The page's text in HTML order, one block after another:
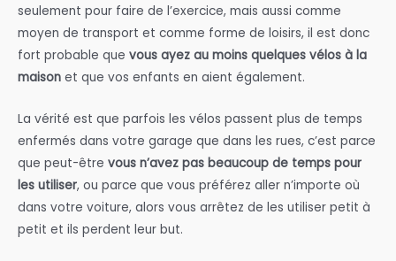
seulement pour faire de l’exercice, mais aussi comme
moyen de transport et comme forme de loisirs, il est donc
fort probable que vous ayez au moins quelques vélos à la
maison et que vos enfants en aient également.
La vérité est que parfois les vélos passent plus de temps
enfermés dans votre garage que dans les rues, c’est parce
que peut-être vous n’avez pas beaucoup de temps pour
les utiliser, ou parce que vous préférez aller n’importe où
dans votre voiture, alors vous arrêtez de les utiliser petit à
petit et ils perdent leur but.